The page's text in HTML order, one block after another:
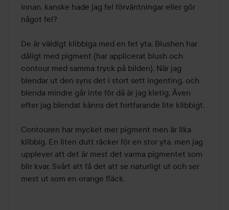
innan, kanske hade jag fel förväntningar eller gör
något fel?
De är väldigt klibbiga med en fet yta. Blushen har
dåligt med pigment (har applicerat blush och
contour med samma tryck på bilden). När jag
blendar ut den syns det i stort sett ingenting, och
blenda mindre går inte för då är jag kletig. Även
efter jag blendat känns det fortfarande lite klibbigt.
Contouren har mycket mer pigment men är lika
klibbig. En liten dutt räcker för en stor yta, men jag
upplever att det är mest det varma pigmentet som
blir kvar. Svårt att få det att se naturligt ut och ser
mest ut som en orange fläck.